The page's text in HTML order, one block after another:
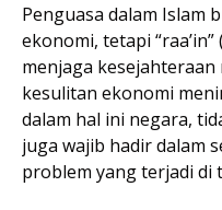
Penguasa dalam Islam
ekonomi, tetapi
menjaga kesejahteraan
kesulitan ekonomi
dalam hal ini negara,
juga wajib hadir dalam
problem yang terjadi di